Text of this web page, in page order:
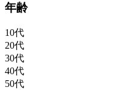
年齢
10代
20代
30代
40代
50代